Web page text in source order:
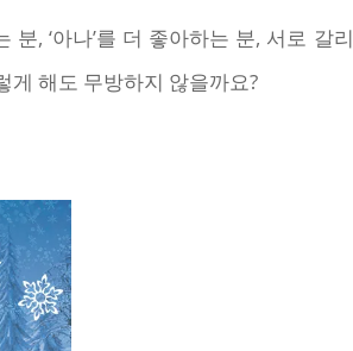
, ‘아나’를 더 좋아하는 분, 서로 갈리
게 해도 무방하지 않을까요?